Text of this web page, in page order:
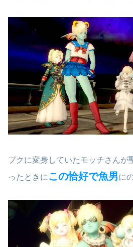
プクに変身していたモッチさんが
ったときに この恰好で魚男に